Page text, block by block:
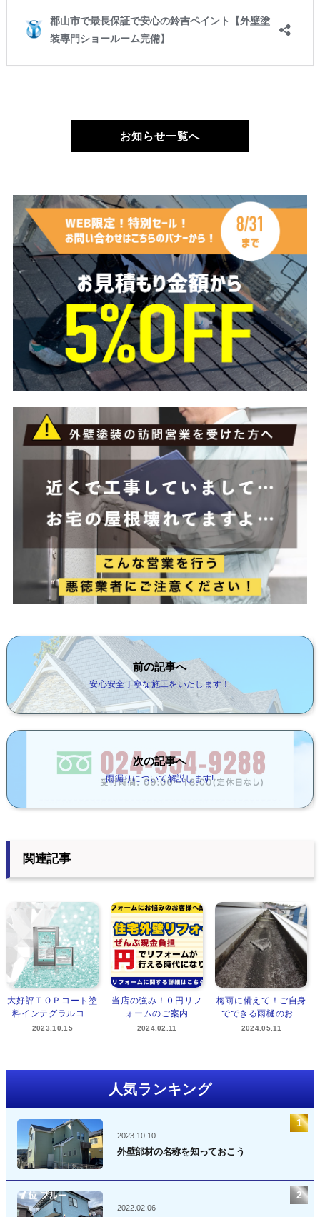
お知らせ一覧へ
前の記事へ
安心安全丁寧な施工をいたします！
次の記事へ
雨漏りについて解説します!
関連記事
大好評ＴＯＰコート塗
料インテグラルコ...
2023.10.15
当店の強み！０円リフ
ォームのご案内
2024.02.11
梅雨に備えて！ご自身
でできる雨樋のお...
2024.05.11
人気ランキング
2023.10.10
外壁部材の名称を知っておこう
2022.02.06